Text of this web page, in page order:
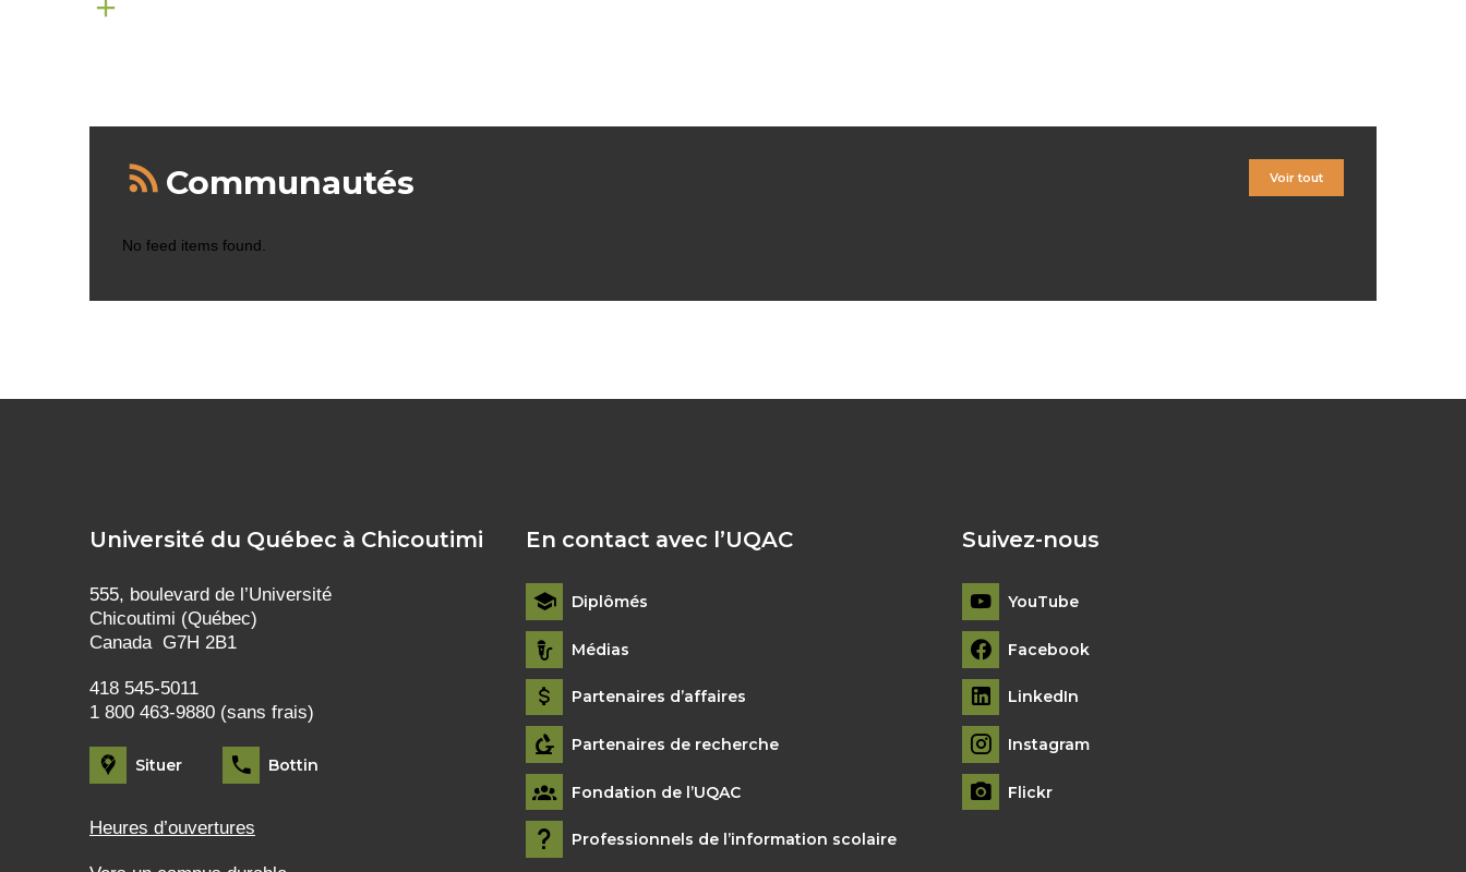
Communautés Voir tout
No feed items found.
Université du Québec à Chicoutimi
555, boulevard de l’Université
Chicoutimi (Québec)
Canada G7H 2B1
418 545-5011
1 800 463-9880 (sans frais)
Situer Bottin
Heures d’ouvertures
En contact avec l’UQAC
Diplômés
Médias
Partenaires d’affaires
Partenaires de recherche
Fondation de l’UQAC
Professionnels de l’information scolaire
Suivez-nous
YouTube
Facebook
LinkedIn
Instagram
Flickr